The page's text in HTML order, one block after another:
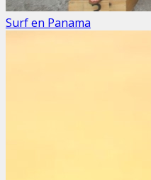
Surf en Panama